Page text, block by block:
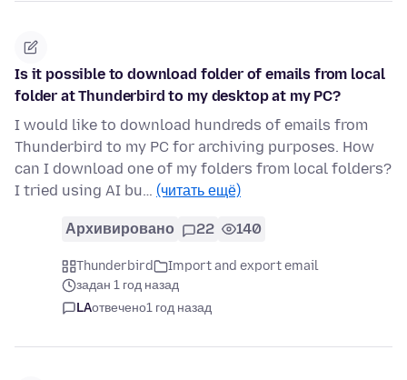
Is it possible to download folder of emails from local
folder at Thunderbird to my desktop at my PC?
I would like to download hundreds of emails from
Thunderbird to my PC for archiving purposes. How
can I download one of my folders from local folders?
I tried using AI bu… (читать ещё)
Архивировано 22 140
Thunderbird
Import and export email
задан 1 год назад
LAотвечено1 год назад